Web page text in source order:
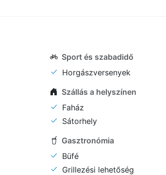
Sport és szabadidő
Horgászversenyek
Szállás a helyszínen
Faház
Sátorhely
Gasztronómia
Büfé
Grillezési lehetőség